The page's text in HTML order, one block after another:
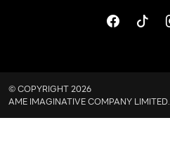
© COPYRIGHT 2026
AME IMAGINATIVE COMPANY LIMITED.